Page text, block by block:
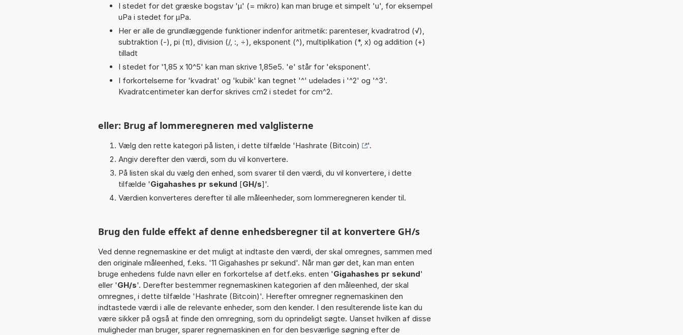
I stedet for det græske bogstav 'µ' (= mikro) kan man bruge et simpelt 'u', for eksempel
uPa i stedet for µPa.
Her er alle de grundlæggende funktioner indenfor aritmetik: parenteser, kvadratrod (√),
subtraktion (-), pi (π), division (/, :, ÷), eksponent (^), multiplikation (*, x) og addition (+)
tilladt
I stedet for '1,85 x 10^5' kan man skrive 1,85e5. 'e' står for 'eksponent'.
I forkortelserne for 'kvadrat' og 'kubik' kan tegnet '^' udelades i '^2' og '^3'.
Kvadratcentimeter kan derfor skrives cm2 i stedet for cm^2.
eller: Brug af lommeregneren med valglisterne
Vælg den rette kategori på listen, i dette tilfælde 'Hashrate (Bitcoin)
'.
Angiv derefter den værdi, som du vil konvertere.
På listen skal du vælg den enhed, som svarer til den værdi, du vil konvertere, i dette
tilfælde 'Gigahashes pr sekund [GH/s]'.
Værdien konverteres derefter til alle måleenheder, som lommeregneren kender til.
Brug den fulde effekt af denne enhedsberegner til at konvertere GH/s
Ved denne regnemaskine er det muligt at indtaste den værdi, der skal omregnes, sammen med
den originale måleenhed, f.eks. '11 Gigahashes pr sekund'. Når man gør det, kan man enten
bruge enhedens fulde navn eller en forkortelse af detf.eks. enten 'Gigahashes pr sekund'
eller 'GH/s'. Derefter bestemmer regnemaskinen kategorien af den måleenhed, der skal
omregnes, i dette tilfælde 'Hashrate (Bitcoin)'. Herefter omregner regnemaskinen den
indtastede værdi i alle de relevante enheder, som den kender. I den resulterende liste kan du
være sikker på også at finde den omregning, som du oprindeligt søgte. Uanset hvilken af disse
muligheder man bruger, sparer regnemaskinen en for den besværlige søgning efter de